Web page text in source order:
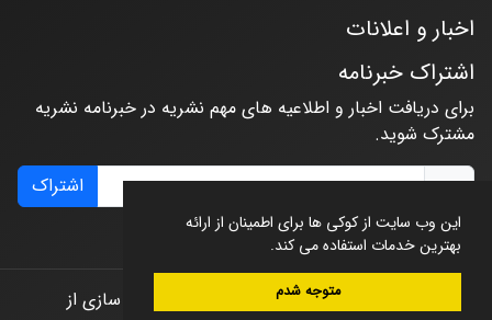
این وب سایت از کوکی ها برای اطمینان از ارائه
بهترین خدمات استفاده می کند.
متوجه شدم
اخبار و اعلانات
اشتراک خبرنامه
برای دریافت اخبار و اطلاعیه های مهم نشریه در خبرنامه نشریه
مشترک شوید.
اشتراک
© سامانه مدیریت نشریات علمی.
طراحی و پیاده سازی از